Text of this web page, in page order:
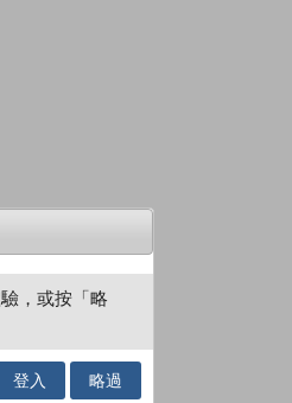
，或按「略
登入 略過